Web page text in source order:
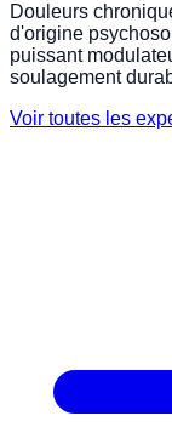
Douleurs
d'origine
puissant
soulagement
Voir toutes les